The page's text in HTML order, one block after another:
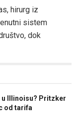
hirurg iz
sistem
dok
u Illinoisu? Pritzker
od tarifa